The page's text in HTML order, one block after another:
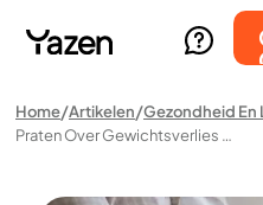
Home Artikelen Gezondheid En
Praten Over Gewichtsverlies Met Een Dierbare (zonder Hun Gevoelens Te Kwetsen)